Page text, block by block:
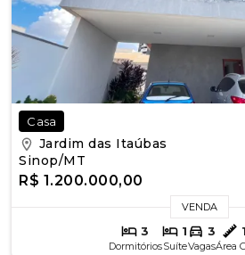
Casa
Jardim das Itaúbas
Sinop/MT
R$ 1.200.000,00
VENDA
3
Dormitórios
1
Suíte
3
VagasÁrea